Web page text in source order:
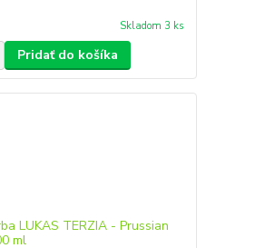
Skladom 3 ks
Pridať do košíka